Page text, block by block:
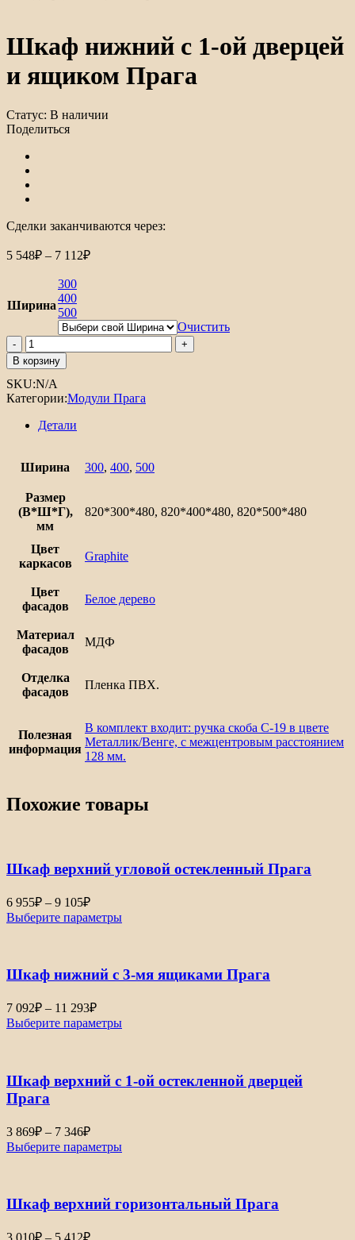
Шкаф нижний с 1-ой дверцей
и ящиком Прага
Статус: В наличии
Поделиться
Сделки заканчиваются через:
5 548₽ – 7 112₽Диапазон
7
Ширина
300
400
500
Очистить
Количество
товара
Шкаф
нижний
с
ой
ящиком
В корзину
SKU:N/A
Категории:Модули Прага
Детали
Ширина 300, 400, 500
Размер
(В*Ш*Г),
мм
820*300*480, 820*400*480, 820*500*480
Цвет
каркасов
Graphite
Цвет
фасадов
Белое дерево
Материал
фасадов
МДФ
Отделка
фасадов
Пленка ПВХ.
Полезная
информация
В комплект входит: ручка скоба С-19 в цвете
Металлик/Венге, с межцентровым расстоянием
128 мм.
Похожие товары
Шкаф верхний угловой остекленный Прага
6 955₽ – 9 105₽Диапазон
цен:
6
9
Выберите параметры
Шкаф нижний с 3-мя ящиками Прага
7 092₽ – 11 293₽Диапазон
цен:
7
11
Выберите параметры
Шкаф верхний с 1-ой остекленной дверцей
Прага
3 869₽ – 7 346₽Диапазон
цен:
3
7
Выберите параметры
Шкаф верхний горизонтальный Прага
3 010₽ – 5 412₽Диапазон